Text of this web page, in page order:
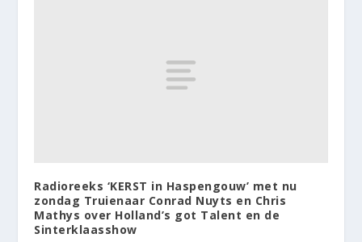
Radioreeks ‘KERST in Haspengouw’ met nu
zondag Truienaar Conrad Nuyts en Chris
Mathys over Holland’s got Talent en de
Sinterklaasshow